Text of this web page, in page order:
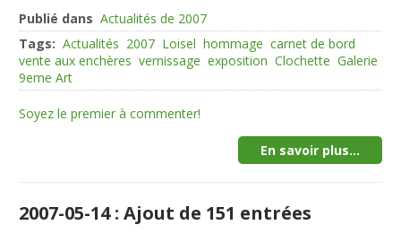
Publié dans Actualités de 2007
Tags: Actualités 2007 Loisel hommage carnet de bord
vente aux enchères vernissage exposition Clochette Galerie
9eme Art
Soyez le premier à commenter!
En savoir plus...
2007-05-14 : Ajout de 151 entrées